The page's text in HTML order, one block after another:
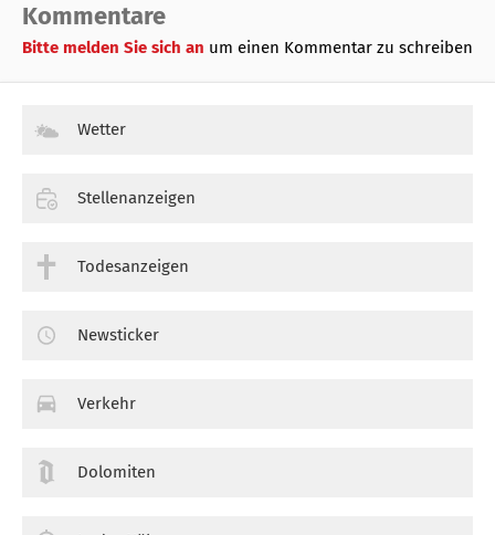
Kommentare
Bitte melden Sie sich an um einen Kommentar zu schreiben
Wetter
Stellenanzeigen
Todesanzeigen
Newsticker
Verkehr
Dolomiten